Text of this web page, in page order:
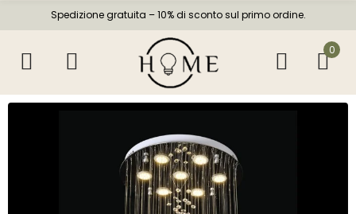
Spedizione gratuita – 10% di sconto sul primo ordine.
0